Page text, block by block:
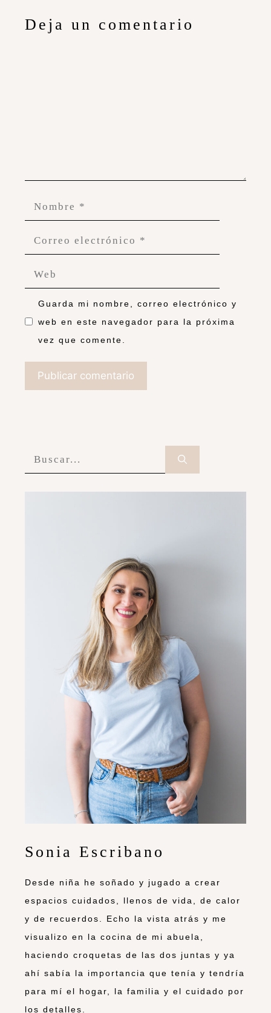
Deja un comentario
Guarda mi nombre, correo electrónico y
web en este navegador para la próxima
vez que comente.
Sonia Escribano
Desde niña he soñado y jugado a crear
espacios cuidados, llenos de vida, de calor
y de recuerdos. Echo la vista atrás y me
visualizo en la cocina de mi abuela,
haciendo croquetas de las dos juntas y ya
ahí sabía la importancia que tenía y tendría
para mí el hogar, la familia y el cuidado por
los detalles.